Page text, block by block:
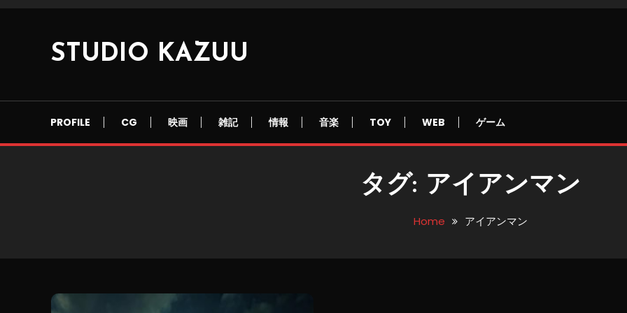
STUDIO KAZUU
PROFILE CG 映画 雑記 情報 音楽 TOY WEB ゲーム
タグ: アイアンマン
Home アイアンマン